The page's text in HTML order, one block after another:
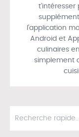
l’application
Android et
culinaires
simplement